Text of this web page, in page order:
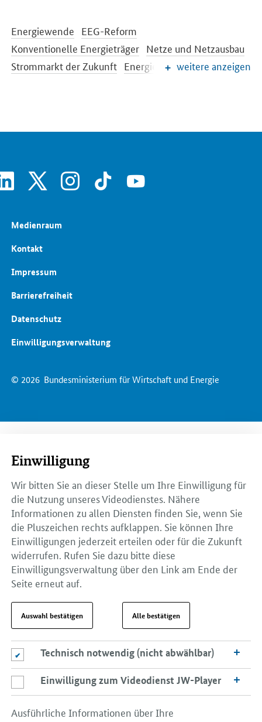
Energiewende EEG-Reform
Konventionelle Energieträger Netze und Netzausbau
Strommarkt der Zukunft Energiespeicher
Energiepreise und Transparenz für Verbraucher
weitere anzeigen
SrOnlyServicemenü
linkedin instagram tiktok youtube
© 2026 Bundesministerium für Wirtschaft und Energie
Medienraum
Kontakt
Impressum
Barrierefreiheit
Datenschutz
Einwilligungsverwaltung
Einwilligung
Wir bitten Sie an dieser Stelle um Ihre Einwilligung für
die Nutzung unseres Videodienstes. Nähere
Informationen zu allen Diensten finden Sie, wenn Sie
die Pluszeichen rechts aufklappen. Sie können Ihre
Einwilligungen jederzeit erteilen oder für die Zukunft
widerrufen. Rufen Sie dazu bitte diese
Einwilligungsverwaltung über den Link am Ende der
Seite erneut auf.
Auswahl bestätigen Alle bestätigen
Technisch notwendig (nicht abwählbar)
Technisch notwendig (nicht abwählbar)
Einwilligung zum Videodienst JW-Player
Einwilligung zum Videodienst JW-Player
Ausführliche Informationen über Ihre